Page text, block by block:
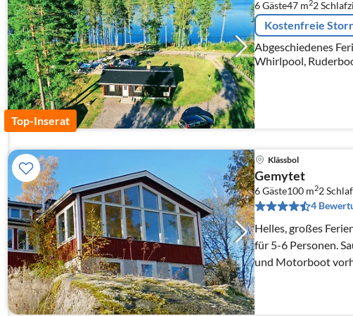
Top-Inserat
6 Gäste47 m22
Kostenfreie
Abgeschiedenes
Whirlpool,
Klässbol
Gemytet
6 Gäste100 m22
4
Helles, großes
für 5-6 Personen.
und Motorboot
Pers.